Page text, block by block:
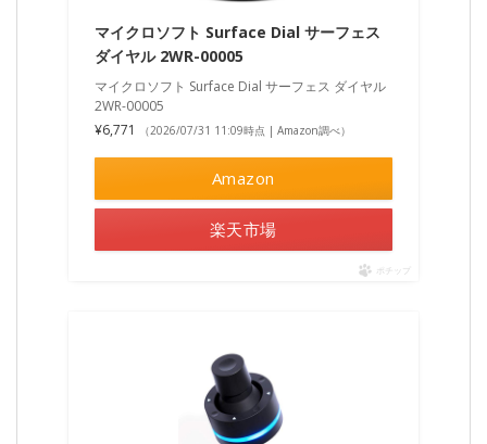
マイクロソフト Surface Dial サーフェス
ダイヤル 2WR-00005
マイクロソフト Surface Dial サーフェス ダイヤル
2WR-00005
¥6,771
（2026/07/31 11:09時点 | Amazon調べ）
Amazon
楽天市場
ポチップ